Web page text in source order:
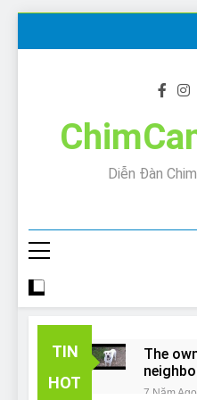
Diễn Đàn
TIN
HOT
The
away!
7 Năm Ago